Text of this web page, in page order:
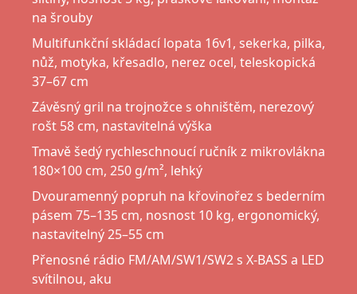
na šrouby
Multifunkční skládací lopata 16v1, sekerka, pilka,
nůž, motyka, křesadlo, nerez ocel, teleskopická
37–67 cm
Závěsný gril na trojnožce s ohništěm, nerezový
rošt 58 cm, nastavitelná výška
Tmavě šedý rychleschnoucí ručník z mikrovlákna
180×100 cm, 250 g/m², lehký
Dvouramenný popruh na křovinořez s bederním
pásem 75–135 cm, nosnost 10 kg, ergonomický,
nastavitelný 25–55 cm
Přenosné rádio FM/AM/SW1/SW2 s X-BASS a LED
svítilnou, aku